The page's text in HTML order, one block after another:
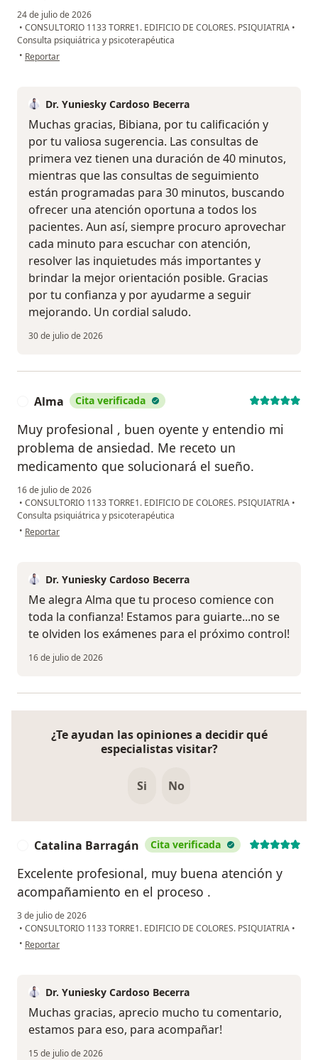
24 de julio de 2026
• CONSULTORIO 1133 TORRE1. EDIFICIO DE COLORES. PSIQUIATRIA •
Consulta psiquiátrica y psicoterapéutica
• en opinión del usuario Bibiana
Reportar
Dr. Yuniesky Cardoso Becerra
Muchas gracias, Bibiana, por tu calificación y
por tu valiosa sugerencia. Las consultas de
primera vez tienen una duración de 40 minutos,
mientras que las consultas de seguimiento
están programadas para 30 minutos, buscando
ofrecer una atención oportuna a todos los
pacientes. Aun así, siempre procuro aprovechar
cada minuto para escuchar con atención,
resolver las inquietudes más importantes y
brindar la mejor orientación posible. Gracias
por tu confianza y por ayudarme a seguir
mejorando. Un cordial saludo.
30 de julio de 2026
Alma Cita verificada
Muy profesional , buen oyente y entendio mi
problema de ansiedad. Me receto un
medicamento que solucionará el sueño.
16 de julio de 2026
• CONSULTORIO 1133 TORRE1. EDIFICIO DE COLORES. PSIQUIATRIA •
Consulta psiquiátrica y psicoterapéutica
• en opinión del usuario Alma
Reportar
Dr. Yuniesky Cardoso Becerra
Me alegra Alma que tu proceso comience con
toda la confianza! Estamos para guiarte...no se
te olviden los exámenes para el próximo control!
16 de julio de 2026
¿Te ayudan las opiniones a decidir qué
especialistas visitar?
Si No
Catalina Barragán Cita verificada
Excelente profesional, muy buena atención y
acompañamiento en el proceso .
3 de julio de 2026
• CONSULTORIO 1133 TORRE1. EDIFICIO DE COLORES. PSIQUIATRIA •
• en opinión del usuario Catalina Barragán
Reportar
Dr. Yuniesky Cardoso Becerra
Muchas gracias, aprecio mucho tu comentario,
estamos para eso, para acompañar!
15 de julio de 2026